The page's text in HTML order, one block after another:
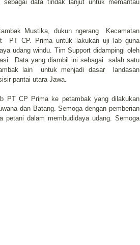
data tindak lanjut untuk memantau
Mustika, dukun ngerang Kecamatan
PT CP. Prima untuk lakukan uji lab guna
udang windu. Tim Support didampingi oleh
Data yang diambil ini sebagai salah satu
lain untuk menjadi dasar landasan
pantai utara Jawa.
PT CP Prima ke petambak yang dilakukan
dan Batang. Semoga dengan pemberian
petani dalam membudidaya udang. Semoga